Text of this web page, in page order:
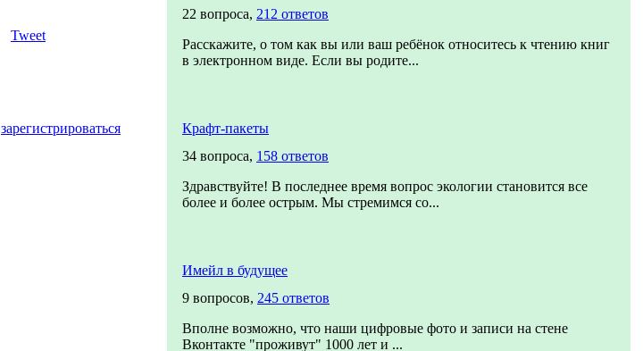
Tweet
зарегистрироваться
22 вопроса, 212 ответов
Расскажите, о том как вы или ваш ребёнок относитесь к чтению книг
в электронном виде. Если вы родите...
Крафт-пакеты
34 вопроса, 158 ответов
Здравствуйте! В последнее время вопрос экологии становится все
более и более острым. Мы стремимся со...
Имейл в будущее
9 вопросов, 245 ответов
Вполне возможно, что наши цифровые фото и записи на стене
Вконтакте "проживут" 1000 лет и ...